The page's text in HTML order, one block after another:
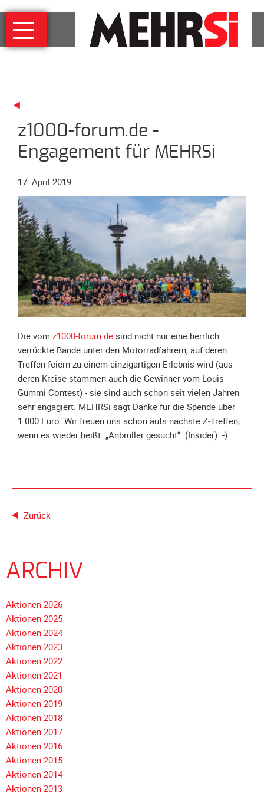
Navigation
überspringen
MEHRSi
Wer
Ziel
Strategie
Schirmherrschaft
Prominente
MEHRSi
Unterstützen
Spendenkonto
Förderer
werden
Fördererdaten
Gewerbliche
Förderer
Flyer
+
Infokarte
Achte
auf
Info/Presse
Unterfahrschutz
-
Unterfahrschutz
-
Technik
Unterfahrschutz
Kompatibilität
Unterfahrschutz
-
mit
in
Absenkung
Streckensicherung
z1000-forum.de -
Engagement für MEHRSi
17. April 2019
Die vom z1000-forum.de sind nicht nur eine herrlich
verrückte Bande unter den Motorradfahrern, auf deren
Treffen feiern zu einem einzigartigen Erlebnis wird (aus
deren Kreise stammen auch die Gewinner vom Louis-
Gummi Contest) - sie sind auch schon seit vielen Jahren
sehr engagiert. MEHRSi sagt Danke für die Spende über
1.000 Euro. Wir freuen uns schon aufs nächste Z-Treffen,
wenn es wieder heißt: „Anbrüller gesucht“. (Insider) :-)
Zurück
ARCHIV
Aktionen 2026
Aktionen 2025
Aktionen 2024
Aktionen 2023
Aktionen 2022
Aktionen 2021
Aktionen 2020
Aktionen 2019
Aktionen 2018
Navigation
überspringen
Aktionen 2017
Aktionen 2016
Aktionen 2015
Aktionen 2014
Aktionen 2013